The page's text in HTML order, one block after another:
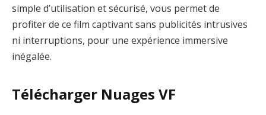
simple d’utilisation et sécurisé, vous permet de
profiter de ce film captivant sans publicités intrusives
ni interruptions, pour une expérience immersive
inégalée.
Télécharger Nuages VF